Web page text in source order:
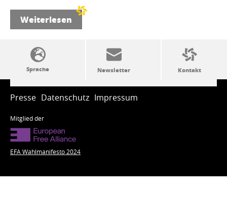
Weiterlesen
SSW-Politik von A bis Z
Presse Datenschutz Impressum
Mitglied der
EFA Wahlmanifesto 2024